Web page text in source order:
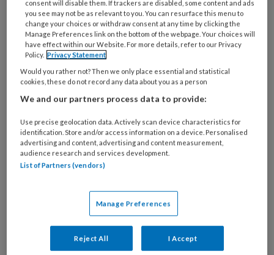
Het kabinet vindt dat de zorg een
aantrekkelijke sector moet blijven om in te
werken. Vakmanschap en werkplezier zijn
daarin sleutelwoorden. In het
Zorg- en Welzijnsakkoord (AZWA)is
afgesproken dat er meer wordt geïnvesteerd
in opleiden en bijscholen van
zorgprofessionals, vooral op plekken waar de
tekorten het grootst zijn.
Concreet betekent dit:
Versterken van instroom in de opleidingen
om uitval te voorkomen.
Meer vervolgopleidingen voor
verzorgenden en helpenden.
consent will disable them. If trackers are disabled, some content and ads
you see may not be as relevant to you. You can resurface this menu to
change your choices or withdraw consent at any time by clicking the
Manage Preferences link on the bottom of the webpage. Your choices will
have effect within our Website. For more details, refer to our Privacy
Policy. Privacy Statement
Would you rather not? Then we only place essential and statistical
cookies, these do not record any data about you as a person
We and our partners process data to provide:
Use precise geolocation data. Actively scan device characteristics for
identification. Store and/or access information on a device. Personalised
advertising and content, advertising and content measurement,
audience research and services development.
List of Partners (vendors)
Manage Preferences
Reject All I Accept